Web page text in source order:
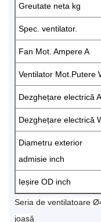
Greutate neta kg
Spec. ventilator.
Fan Mot. Ampere A
Ventilator Mot.Putere
Dezghețare electrică A
Dezghețare electrică
Diametru exterior
admisie inch
Ieșire OD inch
Seria de ventilatoare
joasă